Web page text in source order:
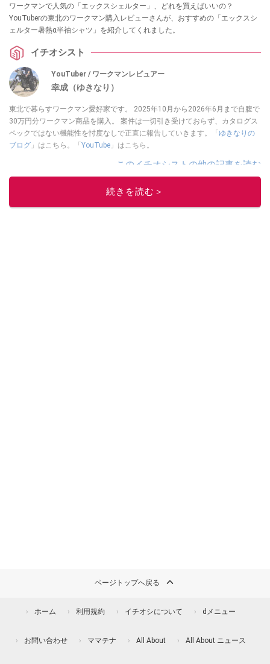
ワークマンで人気の「エックスシェルター」、どれを買えばいいの？
YouTuberの東北のワークマン購入レビューさんが、おすすめの「エックスシ
ェルター暑熱α半袖シャツ」を紹介してくれました。
イチオシスト
YouTuber / ワークマンレビュアー
幸成（ゆきなり）
東北で暮らすワークマン愛好家です。 2025年10月から2026年6月まで自腹で
30万円分ワークマン商品を購入。 案件は一切引き受けておらず、カタログス
ペックではない機能性を忖度なしで正直に報告していきます。「ゆきなりの
ブログ 」はこちら。「YouTube 」はこちら。
このイチオシストの他の記事を読む
続きを読む＞
ページトップへ戻る
ホーム 利用規約 イチオシについて dメニュー
お問い合わせ ママテナ All About All About ニュース